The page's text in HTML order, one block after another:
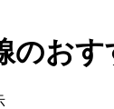
のおす